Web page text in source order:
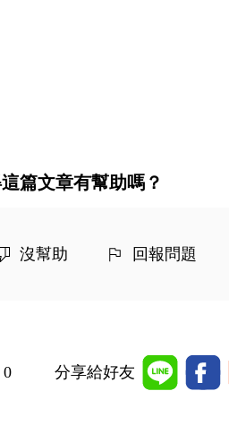
篇文章有幫助嗎？
沒幫助 回報問題
0 分享給好友